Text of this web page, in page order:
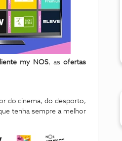
my NOS, asofertas
do cinema, do desporto,
tenha sempre a melhor